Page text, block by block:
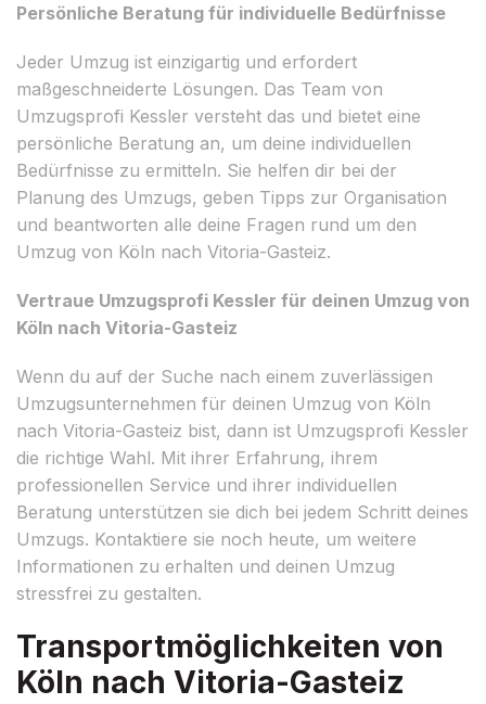
Persönliche Beratung für individuelle Bedürfnisse
Jeder Umzug ist einzigartig und erfordert
maßgeschneiderte Lösungen. Das Team von
Umzugsprofi Kessler versteht das und bietet eine
persönliche Beratung an, um deine individuellen
Bedürfnisse zu ermitteln. Sie helfen dir bei der
Planung des Umzugs, geben Tipps zur Organisation
und beantworten alle deine Fragen rund um den
Umzug von Köln nach Vitoria-Gasteiz.
Vertraue Umzugsprofi Kessler für deinen Umzug von
Köln nach Vitoria-Gasteiz
Wenn du auf der Suche nach einem zuverlässigen
Umzugsunternehmen für deinen Umzug von Köln
nach Vitoria-Gasteiz bist, dann ist Umzugsprofi Kessler
die richtige Wahl. Mit ihrer Erfahrung, ihrem
professionellen Service und ihrer individuellen
Beratung unterstützen sie dich bei jedem Schritt deines
Umzugs. Kontaktiere sie noch heute, um weitere
Informationen zu erhalten und deinen Umzug
stressfrei zu gestalten.
Transportmöglichkeiten von
Köln nach Vitoria-Gasteiz